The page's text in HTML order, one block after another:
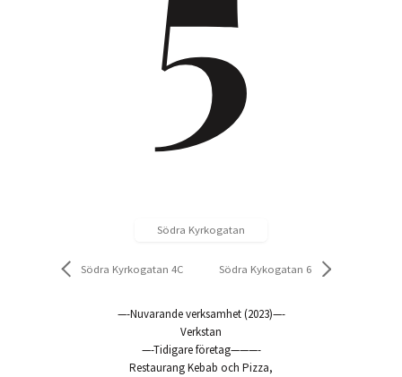
Södra Kyrkogatan 4C
Södra Kyrkogatan
Södra Kykogatan 6
—-Nuvarande verksamhet (2023)—-
Verkstan
—-Tidigare företag———-
Restaurang Kebab och Pizza,